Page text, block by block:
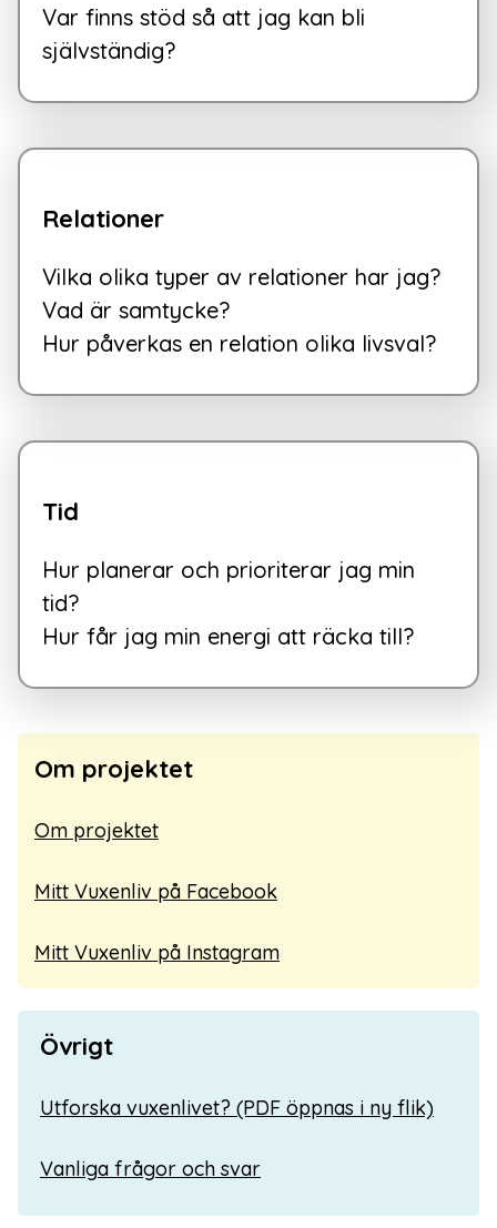
Var finns stöd så att jag kan bli
självständig?
Relationer
Vilka olika typer av relationer har jag?
Vad är samtycke?
Hur påverkas en relation olika livsval?
Tid
Hur planerar och prioriterar jag min
tid?
Hur får jag min energi att räcka till?
Om projektet
Om projektet
Mitt Vuxenliv på Facebook
Mitt Vuxenliv på Instagram
Övrigt
Utforska vuxenlivet? (PDF öppnas i ny flik)
Vanliga frågor och svar